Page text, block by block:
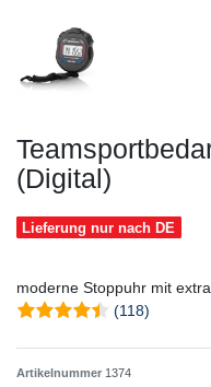
(Digital)
Lieferung nur nach DE
moderne Stoppuhr mit
(118)
Artikelnummer 1374